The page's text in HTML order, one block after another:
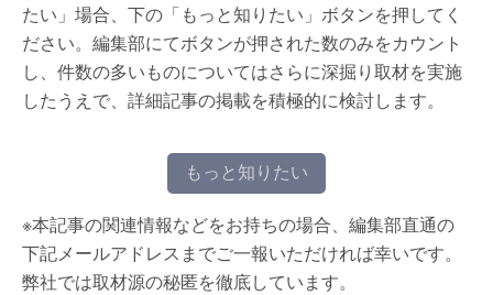
たい」場合、下の「もっと知りたい」ボタンを押してく
ださい。編集部にてボタンが押された数のみをカウント
し、件数の多いものについてはさらに深掘り取材を実施
したうえで、詳細記事の掲載を積極的に検討します。
もっと知りたい
※本記事の関連情報などをお持ちの場合、編集部直通の
下記メールアドレスまでご一報いただければ幸いです。
弊社では取材源の秘匿を徹底しています。